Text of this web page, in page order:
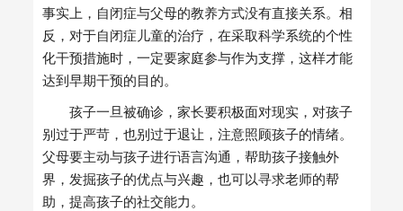
事实上，自闭症与父母的教养方式没有直接关系。相
反，对于自闭症儿童的治疗，在采取科学系统的个性
化干预措施时，一定要家庭参与作为支撑，这样才能
达到早期干预的目的。
孩子一旦被确诊，家长要积极面对现实，对孩子
别过于严苛，也别过于退让，注意照顾孩子的情绪。
父母要主动与孩子进行语言沟通，帮助孩子接触外
界，发掘孩子的优点与兴趣，也可以寻求老师的帮
助，提高孩子的社交能力。